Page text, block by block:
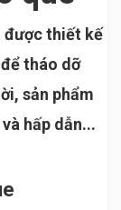
được thiết kế
tháo dỡ
sản phẩm
hấp dẫn...